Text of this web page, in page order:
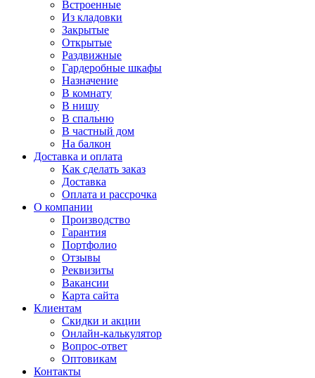
Встроенные
Из кладовки
Закрытые
Открытые
Раздвижные
Гардеробные шкафы
Назначение
В комнату
В нишу
В спальню
В частный дом
На балкон
Доставка и оплата
Как сделать заказ
Доставка
Оплата и рассрочка
О компании
Производство
Гарантия
Портфолио
Отзывы
Реквизиты
Вакансии
Карта сайта
Клиентам
Скидки и акции
Онлайн-калькулятор
Вопрос-ответ
Оптовикам
Контакты